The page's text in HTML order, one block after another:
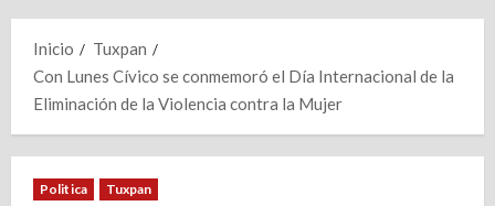
Inicio
Tuxpan
Con Lunes Cívico se conmemoró el Día Internacional de la
Eliminación de la Violencia contra la Mujer
Politica Tuxpan